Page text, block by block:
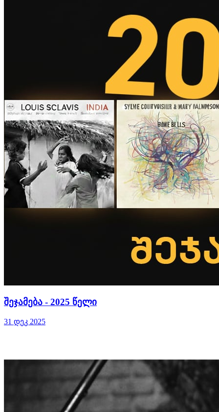
შეჯამება - 2025 წელი
31 დეკ 2025